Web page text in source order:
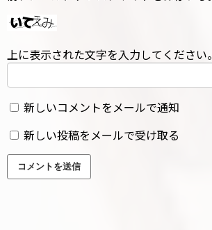
上に表示された文字を入力してください。
新しいコメントをメールで通知
新しい投稿をメールで受け取る